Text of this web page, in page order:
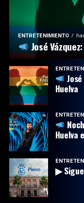
ENTRETENIMIENTO
José
Huelva
Huelva
▶